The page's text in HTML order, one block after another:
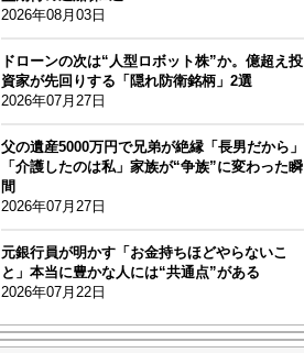
2026年08月03日
ドローンの次は“人型ロボット株”か。億超え投
資家が先回りする「隠れ防衛銘柄」2選
2026年07月27日
父の遺産5000万円で兄弟が絶縁「長男だから」
「介護したのは私」家族が“争族”に変わった瞬
間
2026年07月27日
元銀行員が明かす「お金持ちほどやらないこ
と」本当に豊かな人には“共通点”がある
2026年07月22日